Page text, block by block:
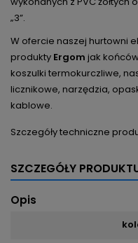
„3”.
W ofercie naszej hurtowni
produkty Ergom jak
koszulki termokurczliwe,
licznikowe, narzędzia,
kablowe.
Szczegóły techniczne
SZCZEGÓŁY
Opis